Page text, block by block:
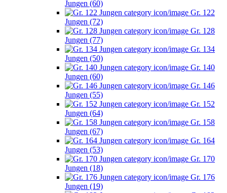
Jungen (60)
Gr. 122
Jungen (72)
Gr. 128
Jungen (77)
Gr. 134
Jungen (50)
Gr. 140
Jungen (60)
Gr. 146
Jungen (55)
Gr. 152
Jungen (64)
Gr. 158
Jungen (67)
Gr. 164
Jungen (53)
Gr. 170
Jungen (18)
Gr. 176
Jungen (19)